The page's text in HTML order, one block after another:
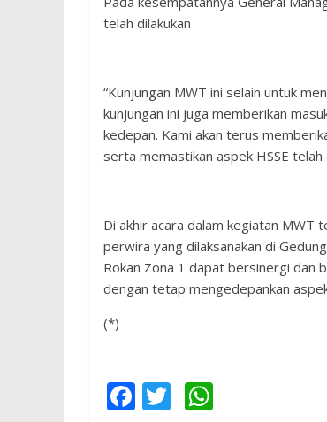
telah dilakukan
“Kunjungan MWT ini selain untuk
kunjungan ini juga memberikan
kedepan. Kami akan terus
serta memastikan aspek HSSE
Di akhir acara dalam kegiatan
perwira yang dilaksanakan di
Rokan Zona 1 dapat bersinergi dan
dengan tetap mengedepankan
(*)
F T